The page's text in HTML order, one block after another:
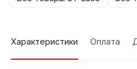
Характеристики Оплата